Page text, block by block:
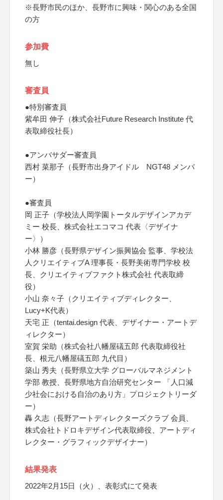
※長野市民のほか、長野市に興味・関心のある全国
の方
参加費
無し
審査員
●特別審査員
紫牟田 伸子（株式会社Future Research Institute 代
表取締役社長）
●アンバサダー審査員
西村 菜那子（長野市出身アイドル NGT48 メンバ
ー）
●審査員
岡 正子（学校法人岡学園トータルデザインアカデ
ミー 校長、株式会社エコマコ 代表〈デザイナ
ー〉）
小林 勝彦（長野県デザイン振興協会 監事、学校法
人クリエイティブA 理事長・長野美術専門学校 校
長、クリエイティブファクト株式会社 代表取締
役）
小山 奈々子（クリエイティブディレクター、
Lucy+K代表）
天宅 正（tentai.design 代表、デザイナー・アートデ
ィレクター）
室賀 栄助（株式会社八幡屋礒五郎 代表取締役社
長、根元八幡屋礒五郎 九代目）
築山 秀夫（長野県立大学 グローバルマネジメント
学部 教授、長野県地方自治研究センター 「人口減
少社会における自治のあり方」プロジェクトリーダ
ー）
轟 久志（長野アートディレクターズクラブ 会員、
株式会社トドロキデザイン代表取締役、アートディ
レクター・グラフィックデザイナー）
結果発表
2022年2月15日（火）、表彰式にて発表